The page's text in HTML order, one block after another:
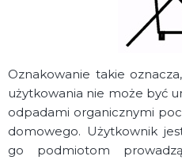
Oznakowanie takie
użytkowania nie może być
odpadami organicznymi
domowego. Użytkownik
go podmiotom